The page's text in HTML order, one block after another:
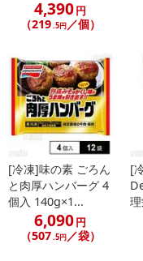
注意事項
【キャンセルについて】
※お申込み後のキャンセ
記載されている内容を
にご納得いただきました
※パッケージ変更や商品
の掲載画像や画像内のバ
合がございます。
また、[新たな加工食品
4,390円
（219.5円／個）
[冷凍]味の素 ごろん
と肉厚ハンバーグ 4
個入 140g×1...
6,090円
（507.5円／袋）
[